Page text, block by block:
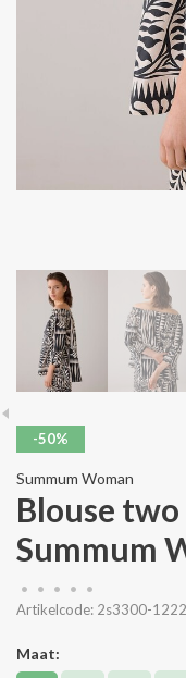
-50%
Summum Woman
Blouse
Summum
• • • •
•
Artikelcode: 2s3300-
Maat: